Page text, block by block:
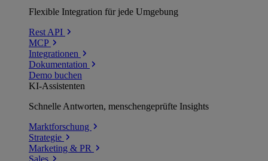
Flexible Integration für jede Umgebung
Rest API
MCP
Integrationen
Dokumentation
Demo buchen
KI-Assistenten
Schnelle Antworten, menschengeprüfte Insights
Marktforschung
Strategie
Marketing & PR
Sales